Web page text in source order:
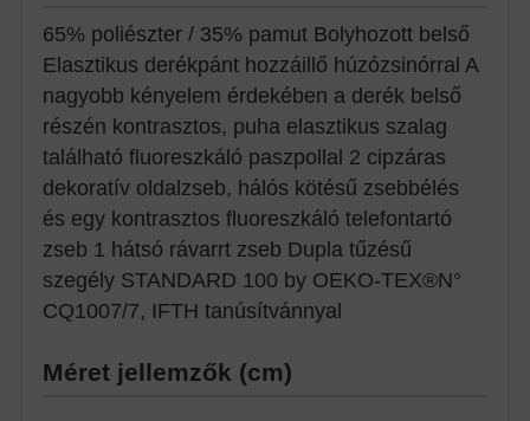
65% poliészter / 35% pamut Bolyhozott belső
Elasztikus derékpánt hozzáillő húzózsinórral A
nagyobb kényelem érdekében a derék belső
részén kontrasztos, puha elasztikus szalag
található fluoreszkáló paszpollal 2 cipzáras
dekoratív oldalzseb, hálós kötésű zsebbélés
és egy kontrasztos fluoreszkáló telefontartó
zseb 1 hátsó rávarrt zseb Dupla tűzésű
szegély STANDARD 100 by OEKO-TEX®N°
CQ1007/7, IFTH tanúsítvánnyal
Méret jellemzők (cm)